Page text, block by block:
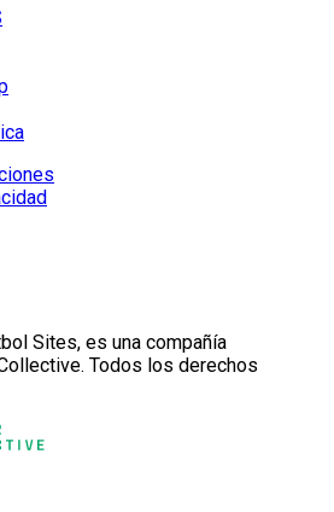
Sites, es una compañía
Todos los derechos